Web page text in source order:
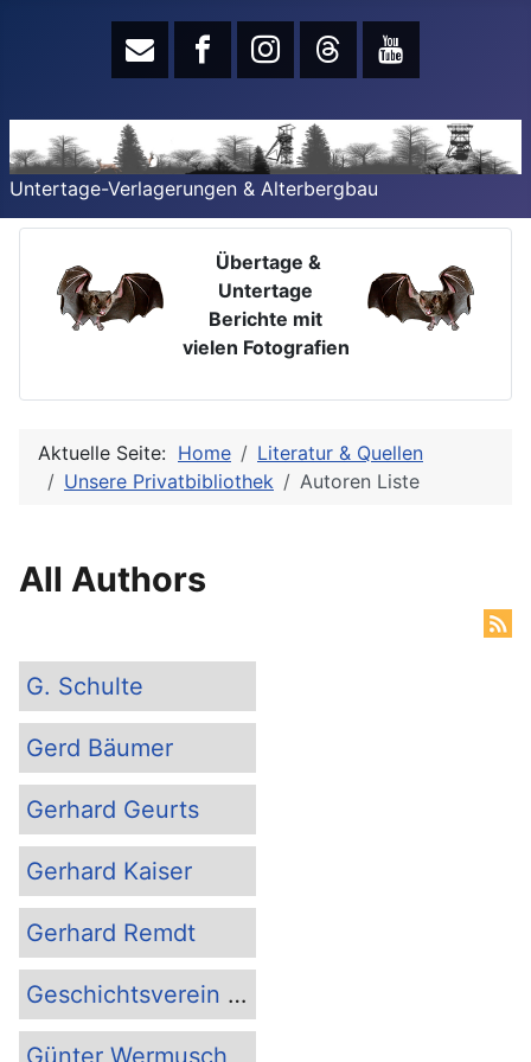
Untertage-Verlagerungen & Alterbergbau
Übertage &
Untertage
Berichte mit
vielen Fotografien
Aktuelle Seite: Home
Literatur & Quellen
Unsere Privatbibliothek
Autoren Liste
All Authors
G. Schulte
Gerd Bäumer
Gerhard Geurts
Gerhard Kaiser
Gerhard Remdt
Geschichtsverein Rös...